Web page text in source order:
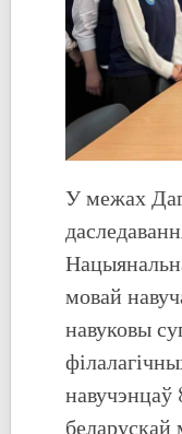
У межах
мовай
навуковы
беларускай